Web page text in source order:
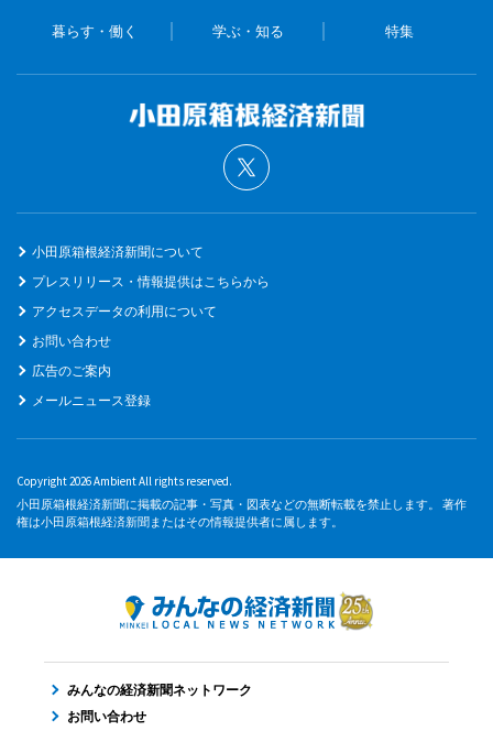
暮らす・働く 学ぶ・知る 特集
小田原箱根経済新聞について
プレスリリース・情報提供はこちらから
アクセスデータの利用について
お問い合わせ
広告のご案内
メールニュース登録
Copyright 2026 Ambient All rights reserved.
小田原箱根経済新聞に掲載の記事・写真・図表などの無断転載を禁止します。 著作
権は小田原箱根経済新聞またはその情報提供者に属します。
みんなの経済新聞ネットワーク
お問い合わせ